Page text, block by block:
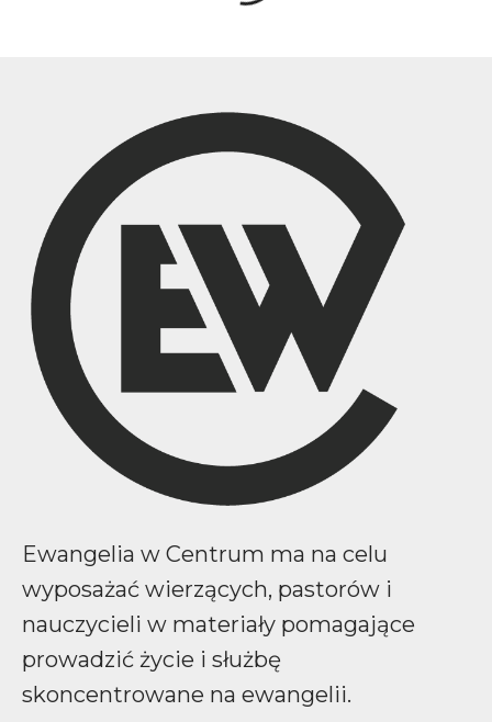
Ewangelia w Centrum ma na celu
wyposażać wierzących, pastorów i
nauczycieli w materiały pomagające
prowadzić życie i służbę
skoncentrowane na ewangelii.